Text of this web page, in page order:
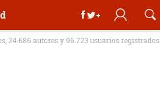
24.686 autores y 96.723 usuarios registrados